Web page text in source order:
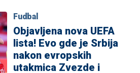
Fudbal
Objavljena nova UEFA
lista! Evo gde je Srbija
nakon evropskih
utakmica Zvezde i